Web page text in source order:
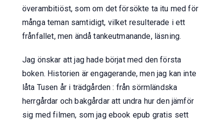
överambitiöst, som om det försökte ta itu med för
många teman samtidigt, vilket resulterade i ett
frånfallet, men ändå tankeutmanande, läsning.
Jag önskar att jag hade börjat med den första
boken. Historien är engagerande, men jag kan inte
låta Tusen år i trädgården : från sörmländska
herrgårdar och bakgårdar att undra hur den jämför
sig med filmen, som jag ebook epub gratis sett